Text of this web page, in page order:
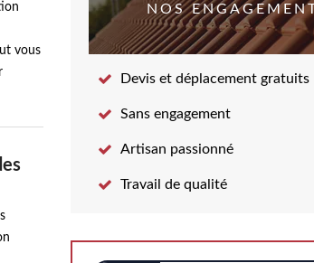
vous
NOS
Devis et déplacement gratuits
Sans engagement
Artisan passionné
Travail de qualité